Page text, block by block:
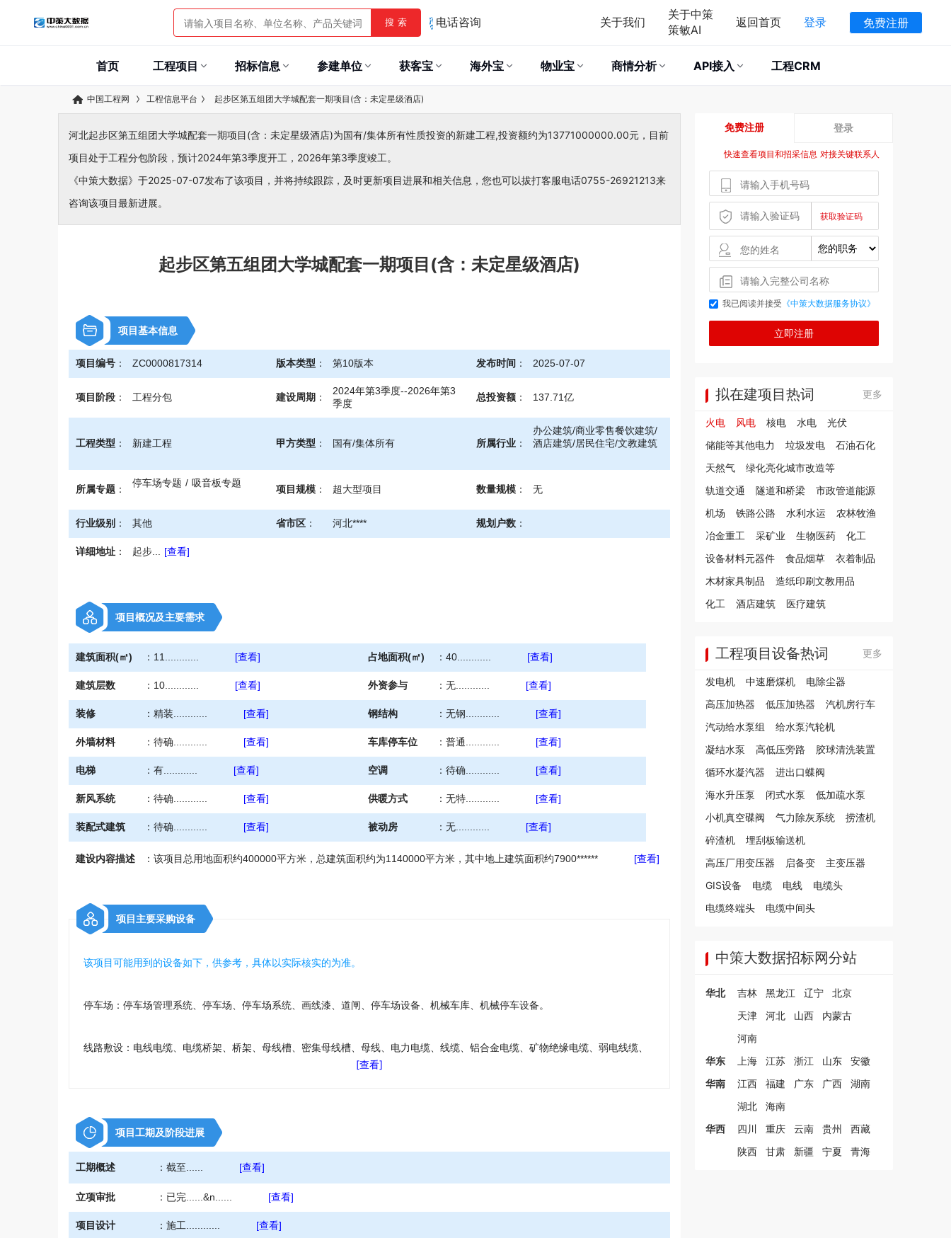
搜 索 电话咨询 关于我们
关于中策
策敏AI
返回首页 登录 免费注册
首页 工程项目 招标信息 参建单位 获客宝 海外宝 物业宝 商情分析 API接入 工程CRM
中国工程网 工程信息平台 起步区第五组团大学城配套一期项目(含：未定星级酒店)
河北起步区第五组团大学城配套一期项目(含：未定星级酒店)为国有/集体所有性质投资的新建工程,投资额约为13771000000.00元，目前
项目处于工程分包阶段，预计2024年第3季度开工，2026年第3季度竣工。
《中策大数据》于2025-07-07发布了该项目，并将持续跟踪，及时更新项目进展和相关信息，您也可以拔打客服电话0755-26921213来
咨询该项目最新进展。
起步区第五组团大学城配套一期项目(含：未定星级酒店)
项目基本信息
项目编号 ： ZC0000817314 版本类型 ： 第10版本 发布时间 ： 2025-07-07
项目阶段 ： 工程分包 建设周期 ：
2024年第3季度--2026年第3
季度
总投资额 ： 137.71亿
工程类型 ： 新建工程 甲方类型 ： 国有/集体所有 所属行业 ：
办公建筑/商业零售餐饮建筑/
酒店建筑/居民住宅/文教建筑
所属专题 ：
停车场专题 / 吸音板专题
项目规模 ： 超大型项目 数量规模 ： 无
行业级别 ： 其他 省市区 ： 河北**** 规划户数 ：
详细地址 ： 起步... [查看]
项目概况及主要需求
建筑面积(㎡) ： 11............ [查看] 占地面积(㎡) ： 40............ [查看]
建筑层数 ： 10............ [查看] 外资参与 ： 无............ [查看]
装修 ： 精装............ [查看] 钢结构 ： 无钢............ [查看]
外墙材料 ： 待确............ [查看] 车库停车位 ： 普通............ [查看]
电梯 ： 有............ [查看] 空调 ： 待确............ [查看]
新风系统 ： 待确............ [查看] 供暖方式 ： 无特............ [查看]
装配式建筑 ： 待确............ [查看] 被动房 ： 无............ [查看]
建设内容描述 ： 该项目总用地面积约400000平方米，总建筑面积约为1140000平方米，其中地上建筑面积约7900****** [查看]
项目主要采购设备
该项目可能用到的设备如下，供参考，具体以实际核实的为准。
停车场：停车场管理系统、停车场、停车场系统、画线漆、道闸、停车场设备、机械车库、机械停车设备。
线路敷设：电线电缆、电缆桥架、桥架、母线槽、密集母线槽、母线、电力电缆、线缆、铝合金电缆、矿物绝缘电缆、弱电线缆、
[查看]
项目工期及阶段进展
工期概述 ： 截至...... [查看]
立项审批 ： 已完......&n...... [查看]
项目设计 ： 施工............ [查看]
免费注册 登录
快速查看项目和招采信息 对接关键联系人
我已阅读并接受 《中策大数据服务协议》
立即注册
拟在建项目热词 更多
火电 风电 核电 水电
光伏
储能等其他电力
垃圾发电
石油石化
天然气
绿化亮化城市改造等
轨道交通
隧道和桥梁
市政管道能源
机场
铁路公路 水利水运
农林牧渔
冶金重工
采矿业 生物医药
化工
设备材料元器件
食品烟草
衣着制品
木材家具制品
造纸印刷文教用品
化工
酒店建筑 医疗建筑
工程项目设备热词 更多
发电机 中速磨煤机
电除尘器
高压加热器
低压加热器
汽机房行车
汽动给水泵组
给水泵汽轮机
凝结水泵
高低压旁路
胶球清洗装置
循环水凝汽器
进出口蝶阀
海水升压泵
闭式水泵
低加疏水泵
小机真空碟阀
气力除灰系统
捞渣机
碎渣机
埋刮板输送机
高压厂用变压器
启备变
主变压器
GIS设备
电缆 电线
电缆头
电缆终端头
电缆中间头
中策大数据招标网分站
华北 吉林 黑龙江 辽宁
北京
天津
河北 山西
内蒙古
河南
华东
上海 江苏 浙江 山东
安徽
华南
江西 福建 广东 广西
湖南
湖北
海南
华西
四川 重庆 云南 贵州
西藏
陕西
甘肃 新疆 宁夏 青海